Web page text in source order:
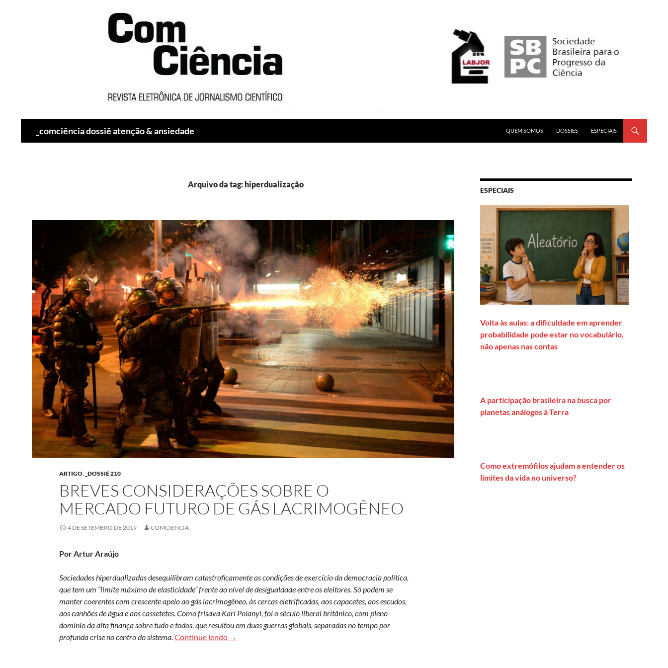
_comciência dossiê atenção & ansiedade
QUEM SOMOS
DOSSIÊS ESPECIAIS
Arquivo da tag: hiperdualização
ARTIGO, _DOSSIÊ 210
BREVES CONSIDERAÇÕES SOBRE O
MERCADO FUTURO DE GÁS LACRIMOGÊNEO
4 DE SETEMBRO DE 2019 COMCIENCIA
Por Artur Araújo
Sociedades hiperdualizadas desequilibram catastroficamente as condições de exercício da democracia política,
que tem um “limite máximo de elasticidade” frente ao nível de desigualdade entre os eleitores. Só podem se
manter coerentes com crescente apelo ao gás lacrimogêneo, às cercas eletrificadas, aos capacetes, aos escudos,
aos canhões de água e aos cassetetes. Como frisava Karl Polanyi, foi o século liberal britânico, com pleno
domínio da alta finança sobre tudo e todos, que resultou em duas guerras globais, separadas no tempo por
profunda crise no centro do sistema.Continue lendo Breves considerações sobre o mercado futuro de gás lacrimogêneo
→
ESPECIAIS
Volta às aulas: a dificuldade em aprender
probabilidade pode estar no vocabulário,
não apenas nas contas
A participação brasileira na busca por
planetas análogos à Terra
Como extremófilos ajudam a entender os
limites da vida no universo?